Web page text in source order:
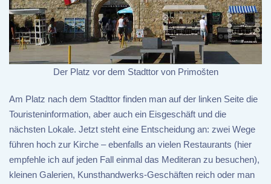
Der Platz vor dem Stadttor von Primošten
Am Platz nach dem Stadttor finden man auf der linken Seite die
Touristeninformation, aber auch ein Eisgeschäft und die
nächsten Lokale. Jetzt steht eine Entscheidung an: zwei Wege
führen hoch zur Kirche – ebenfalls an vielen Restaurants (hier
empfehle ich auf jeden Fall einmal das Mediteran zu besuchen),
kleinen Galerien, Kunsthandwerks-Geschäften reich oder man